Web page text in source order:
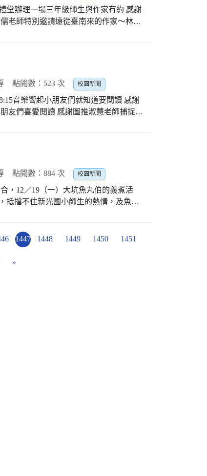
堂辦理一場三年級師生與作家有約 感謝
老師特別邀請遠從臺南來的作家～林哲
助 這二節課席間笑聲不斷可見小朋友們
徵答活動 感謝圖推淑慧老師準備小禮物
級小朋友們踴躍舉手回答 小朋友與林哲
點閱數：523 次 校園新聞
音樂響起小朋友們就知道要閱讀 感謝
友們喜愛閱讀 感謝圖推淑慧老師捕捉校
點閱數：884 次 校園新聞
抵擋不住新光國小師生的熱情，及魚丸
的信念，將健康、不含防腐劑等好的
過程中，除了直笛交流
體驗課程，此外，魚丸姐姐說故事：讓
1447 1448 1449 1450 1451
»